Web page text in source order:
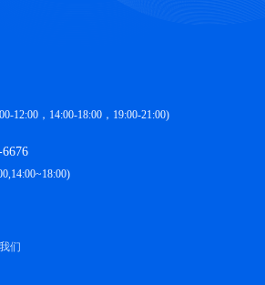
12:00，14:00-18:00，19:00-21:00)
们